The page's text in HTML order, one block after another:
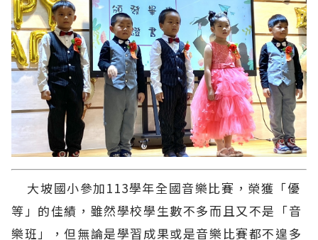
大坡國小參加113學年全國音樂比賽，榮獲「優
等」的佳績，雖然學校學生數不多而且又不是「音
樂班」，但無論是學習成果或是音樂比賽都不遑多